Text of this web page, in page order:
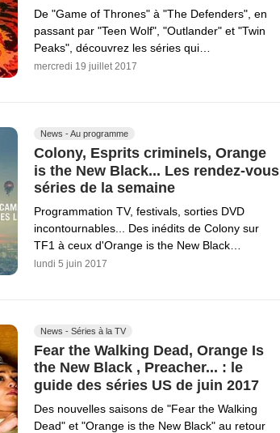
De "Game of Thrones" à "The Defenders", en
passant par "Teen Wolf", "Outlander" et "Twin
Peaks", découvrez les séries qui…
mercredi 19 juillet 2017
News - Au programme
Colony, Esprits criminels, Orange
is the New Black... Les rendez-vous
séries de la semaine
Programmation TV, festivals, sorties DVD
incontournables... Des inédits de Colony sur
TF1 à ceux d'Orange is the New Black…
lundi 5 juin 2017
News - Séries à la TV
Fear the Walking Dead, Orange Is
the New Black , Preacher... : le
guide des séries US de juin 2017
Des nouvelles saisons de "Fear the Walking
Dead" et "Orange is the New Black" au retour